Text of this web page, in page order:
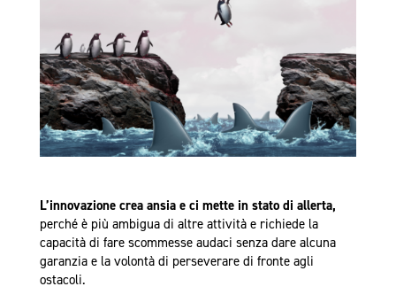
L’innovazione crea ansia e ci mette in stato di allerta,
perché è più ambigua di altre attività e richiede la
capacità di fare scommesse audaci senza dare alcuna
garanzia e la volontà di perseverare di fronte agli
ostacoli.